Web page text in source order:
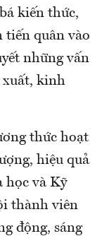
kiến thức,
tiến quân vào
những vấn
xuất, kinh
thức hoạt
hiệu quả
học và Kỹ
thành viên
động, sáng